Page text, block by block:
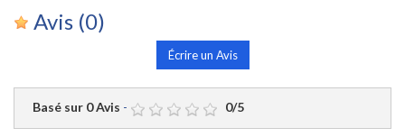
Avis (0)
Écrire un Avis
Basé sur 0Avis - 0/5